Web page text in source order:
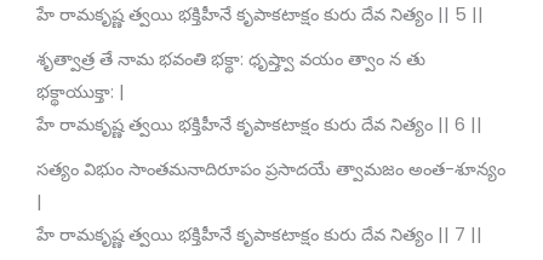
హే రామకృష్ణ త్వయి భక్తిహీనే కృపాకటాక్షం కురు దేవ నిత్యం || 5 ||
శృత్వాత్ర తే నామ భవంతి భక్థా: ధృష్త్వా వయం త్వాం న తు
భక్థాయుక్తా: |
హే రామకృష్ణ త్వయి భక్తిహీనే కృపాకటాక్షం కురు దేవ నిత్యం || 6 ||
సత్యం విభుం సాంతమనాదిరూపం ప్రసాదయే త్వామజం అంత-శూన్యం
|
హే రామకృష్ణ త్వయి భక్తిహీనే కృపాకటాక్షం కురు దేవ నిత్యం || 7 ||